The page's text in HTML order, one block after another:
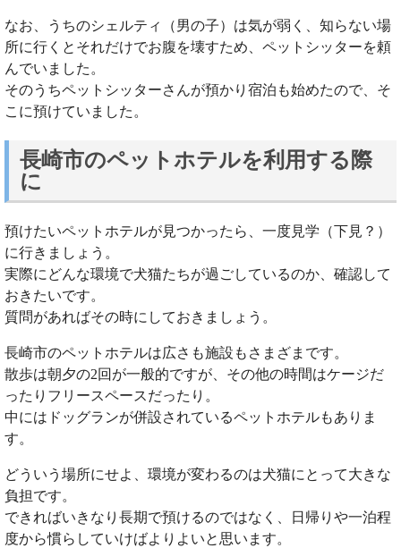
なお、うちのシェルティ（男の子）は気が弱く、知らない場
所に行くとそれだけでお腹を壊すため、ペットシッターを頼
んでいました。
そのうちペットシッターさんが預かり宿泊も始めたので、そ
こに預けていました。
長崎市のペットホテルを利用する際
に
預けたいペットホテルが見つかったら、一度見学（下見？）
に行きましょう。
実際にどんな環境で犬猫たちが過ごしているのか、確認して
おきたいです。
質問があればその時にしておきましょう。
長崎市のペットホテルは広さも施設もさまざまです。
散歩は朝夕の2回が一般的ですが、その他の時間はケージだ
ったりフリースペースだったり。
中にはドッグランが併設されているペットホテルもありま
す。
どういう場所にせよ、環境が変わるのは犬猫にとって大きな
負担です。
できればいきなり長期で預けるのではなく、日帰りや一泊程
度から慣らしていけばよりよいと思います。